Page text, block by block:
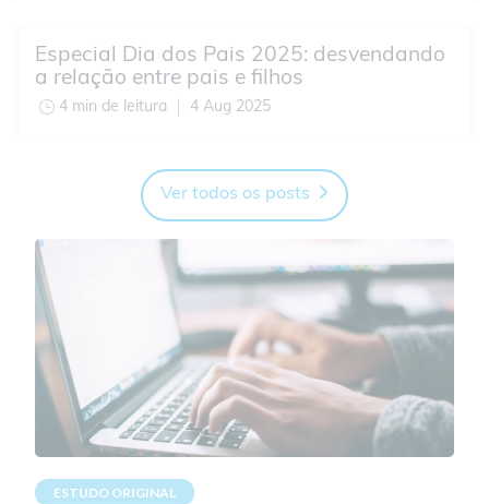
Especial Dia dos Pais 2025: desvendando
a relação entre pais e filhos
4 min de leitura 4 Aug 2025
Ver todos os posts
ESTUDO ORIGINAL